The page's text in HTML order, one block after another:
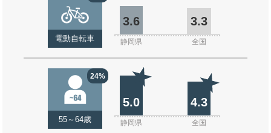
電動自転車
3.6 3.3
静岡県 全国
24%
55～64歳
5.0 4.3
静岡県 全国